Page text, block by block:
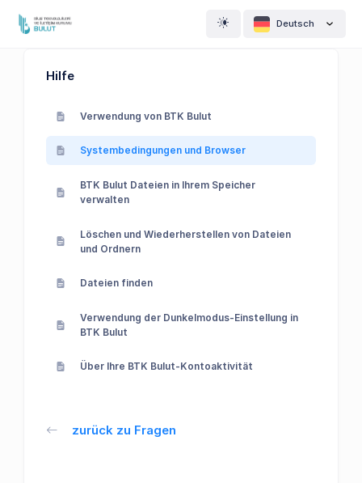
Deutsch
Hilfe
Verwendung von BTK Bulut
Systembedingungen und Browser
BTK Bulut Dateien in Ihrem Speicher
verwalten
Löschen und Wiederherstellen von Dateien
und Ordnern
Dateien finden
Verwendung der Dunkelmodus-Einstellung in
BTK Bulut
Über Ihre BTK Bulut-Kontoaktivität
zurück zu Fragen